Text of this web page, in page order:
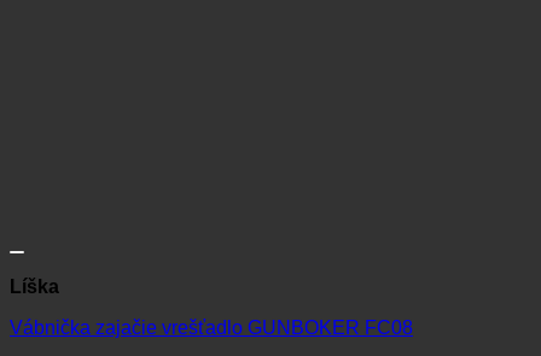
Líška
Vábnička zajačie vrešťadlo GUNBOKER FC08